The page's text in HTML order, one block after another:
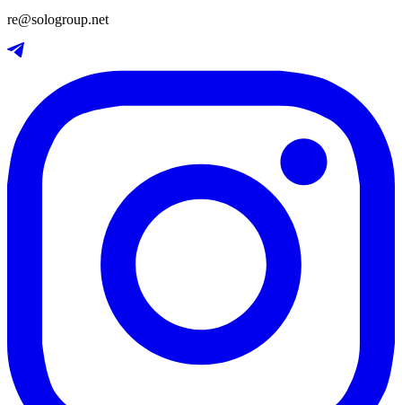
re@sologroup.net